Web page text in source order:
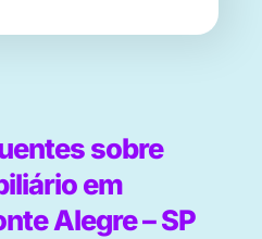
sobre
em
Alegre – SP